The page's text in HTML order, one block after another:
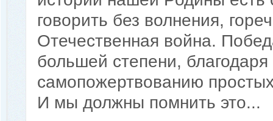
говорить без волнения,
Отечественная война.
большей степени,
самопожертвованию
И мы должны помнить это...